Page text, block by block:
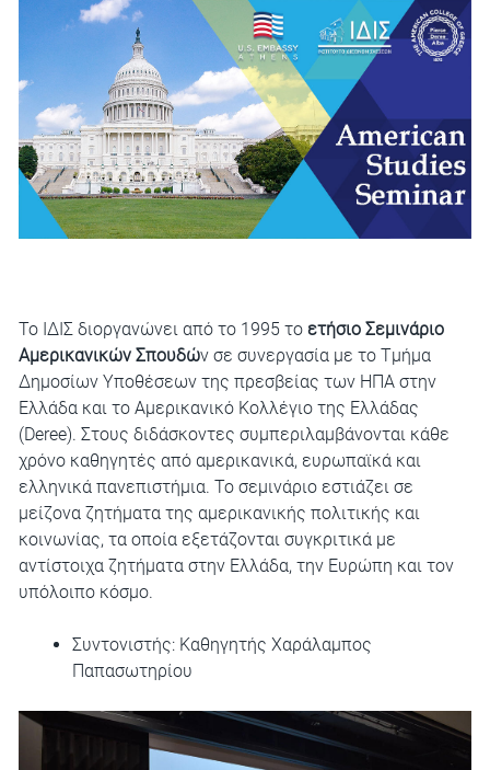
Το ΙΔΙΣ διοργανώνει από το 1995 το ετήσιο Σεμινάριο
Αμερικανικών Σπουδών σε συνεργασία με το Τμήμα
Δημοσίων Υποθέσεων της πρεσβείας των ΗΠΑ στην
Ελλάδα και το Αμερικανικό Κολλέγιο της Ελλάδας
(Deree). Στους διδάσκοντες συμπεριλαμβάνονται κάθε
χρόνο καθηγητές από αμερικανικά, ευρωπαϊκά και
ελληνικά πανεπιστήμια. Το σεμινάριο εστιάζει σε
μείζονα ζητήματα της αμερικανικής πολιτικής και
κοινωνίας, τα οποία εξετάζονται συγκριτικά με
αντίστοιχα ζητήματα στην Ελλάδα, την Ευρώπη και τον
υπόλοιπο κόσμο.
Συντονιστής: Καθηγητής Χαράλαμπος
Παπασωτηρίου